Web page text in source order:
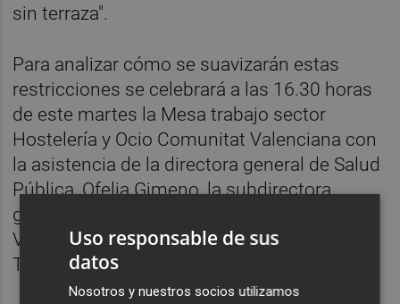
sin terraza".
Para analizar cómo se suavizarán estas
restricciones se celebrará a las 16.30 horas
de este martes la Mesa trabajo sector
Hostelería y Ocio Comunitat Valenciana con
la asistencia de la directora general de Salud
Pública, Ofelia Gimeno, la subdirectora
general de Epidemiología, Hermelinda
Vanaclocha, y el secretario autonómico de
Turismo, Francesc Colomer.
Uso responsable de sus
datos
Nosotros y nuestros socios utilizamos